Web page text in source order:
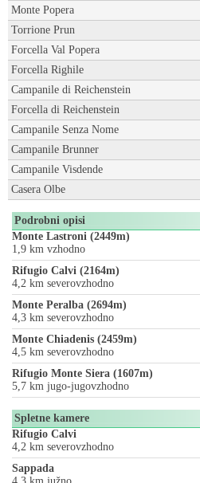
Monte Popera
Torrione Prun
Forcella Val Popera
Forcella Righile
Campanile di Reichenstein
Forcella di Reichenstein
Campanile Senza Nome
Campanile Brunner
Campanile Visdende
Casera Olbe
Podrobni opisi
Monte Lastroni (2449m)
1,9 km vzhodno
Rifugio Calvi (2164m)
4,2 km severovzhodno
Monte Peralba (2694m)
4,3 km severovzhodno
Monte Chiadenis (2459m)
4,5 km severovzhodno
Rifugio Monte Siera (1607m)
5,7 km jugo-jugovzhodno
Spletne kamere
Rifugio Calvi
4,2 km severovzhodno
Sappada